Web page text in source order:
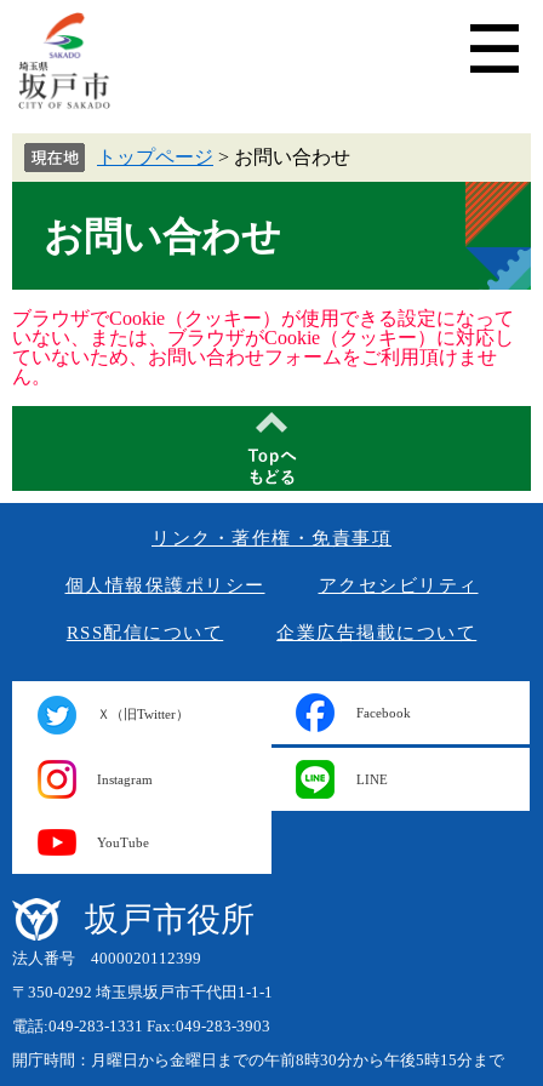
トップページ > お問い合わせ
お問い合わせ
ブラウザでCookie（クッキー）が使用できる設定になって
いない、または、ブラウザがCookie（クッキー）に対応し
ていないため、お問い合わせフォームをご利用頂けませ
ん。
リンク・著作権・免責事項
個人情報保護ポリシー アクセシビリティ
RSS配信について 企業広告掲載について
Ｘ（旧Twitter） Facebook
Instagram LINE
YouTube
坂戸市役所
法人番号 4000020112399
〒350-0292 埼玉県坂戸市千代田1-1-1
電話:049-283-1331 Fax:049-283-3903
開庁時間：月曜日から金曜日までの午前8時30分から午後5時15分まで